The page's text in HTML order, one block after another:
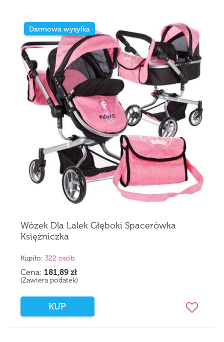
Darmowa wysyłka
Wózek Dla Lalek Głęboki Spacerówka
Księżniczka
Kupiło: 322 osób
Cena: 181,89 zł
(Zawiera podatek)
KUP